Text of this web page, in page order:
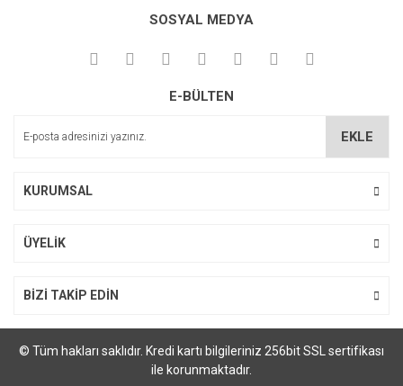
kullanarak tarafımıza iletebilirsiniz.
Görüş ve önerileriniz için teşekkür ederiz.
Ürün açıklamasında eksik bilgiler bulunuyor.
SOSYAL MEDYA
E-BÜLTEN
EKLE
KURUMSAL
ÜYELİK
BİZİ TAKİP EDİN
© Tüm hakları saklıdır. Kredi kartı bilgileriniz 256bit SSL sertifikası
ile korunmaktadır.